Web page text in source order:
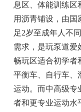
息区、体能训练区
用沥青铺设，由国
足2岁至成年人不
需求，是玩泵道爱
畅玩区适合初学者
平衡车、自行车、
运动。而中高级专
者和更专业运动水